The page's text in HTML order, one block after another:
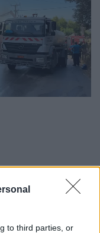
to third parties, or